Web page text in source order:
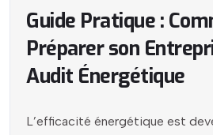
Guide Pratique :
Préparer son
Audit Énergétique
L’efficacité énergétique est